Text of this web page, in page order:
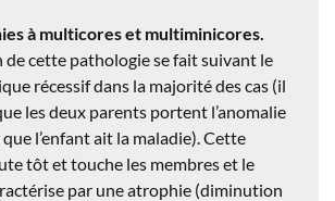
à multicores et multiminicores.
de cette pathologie se fait suivant le
récessif dans la majorité des cas (il
les deux parents portent l’anomalie
l’enfant ait la maladie). Cette
tôt et touche les membres et le
par une atrophie (diminution